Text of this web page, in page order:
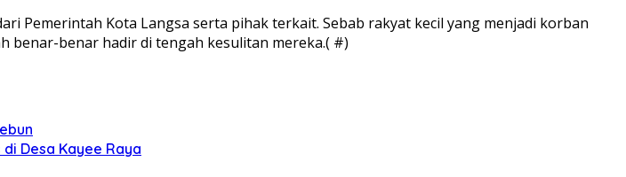
Pemerintah Kota Langsa serta pihak terkait. Sebab rakyat kecil yang menjadi korban
benar-benar hadir di tengah kesulitan mereka.( #)
Desa Kayee Raya